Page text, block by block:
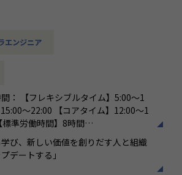
のコースをトレノケートジャパンが再
Palo Alto Networks, ServiceNow, Sp
Fundの略
の設定、各部署の紹介、各ITベンダー
ータルサイトアクセス取得、契約書、
ぶ、ウェビナー出席
ンタープライズまで幅広いクライアン
で担当していただきます。
み」のいずれかご希望に合わせて担当
程まで対応可能(1-2次受けの商流で9
す)
エンジニア
： 【フレキシブルタイム】5:00〜1
〜22:00 【コアタイム】12:00〜1
標準労働時間】8時間
フレックス制（コアタイムあり）
労働の有無： 有（月平均9.6時間）
間： 60分
学び、新しい価値を創りだす人と組織
デートする」